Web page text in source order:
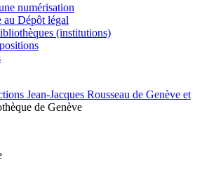
numérisation
au Dépôt légal
(institutions)